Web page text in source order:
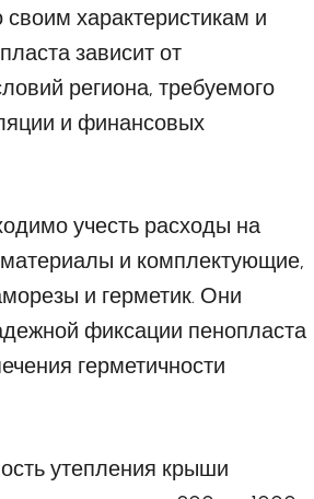
характеристикам и
зависит от
региона, требуемого
и финансовых
учесть расходы на
и комплектующие,
и герметик. Они
фиксации пенопласта
герметичности
утепления крыши